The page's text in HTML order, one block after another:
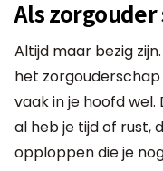
Als
Altijd maar bezig
het zorgouderschap
vaak in je hoofd wel.
al heb je tijd of rust,
opploppen die je